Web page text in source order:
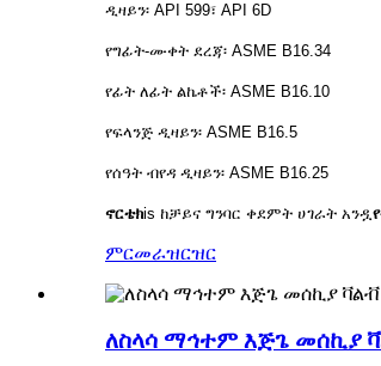
ዲዛይን፡ API 599፣ API 6D
የግፊት-ሙቀት ደረጃ፡ ASME B16.34
የፊት ለፊት ልኬቶች፡ ASME B16.10
የፍላንጅ ዲዛይን፡ ASME B16.5
የሰዓት ብየዳ ዲዛይን፡ ASME B16.25
ኖርቴክis ከቻይና ግንባር ቀደምት ሀገራት አንዷ
ምርመራዝርዝር
ለስላሳ ማኅተም እጅጌ መሰኪያ